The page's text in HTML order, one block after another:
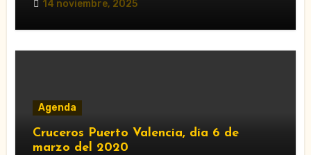
14 noviembre, 2025
Agenda
Cruceros Puerto Valencia, día 6 de
marzo del 2020